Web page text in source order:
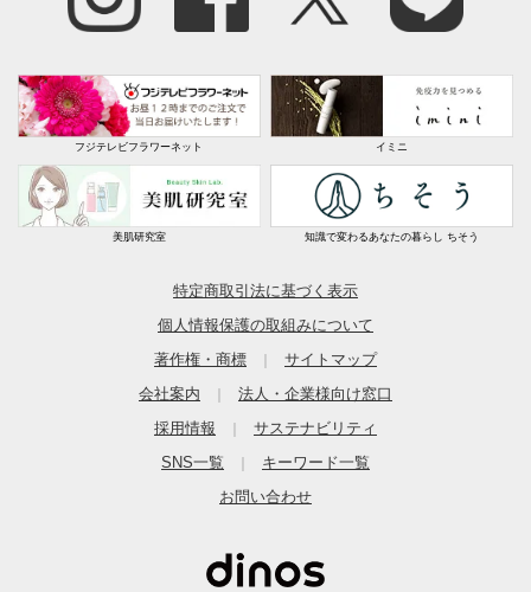
フジテレビフラワーネット イミニ
美肌研究室 知識で変わるあなたの暮らし ちそう
特定商取引法に基づく表示
個人情報保護の取組みについて
著作権・商標
サイトマップ
会社案内
法人・企業様向け窓口
採用情報
サステナビリティ
SNS一覧
キーワード一覧
お問い合わせ